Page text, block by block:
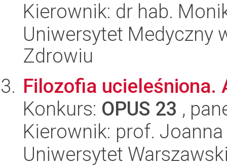
Kierownik: dr hab.
Uniwersytet Medyczny
Zdrowiu
Filozofia ucieleśniona.
Konkurs: OPUS 23 ,
Kierownik: prof.
Uniwersytet